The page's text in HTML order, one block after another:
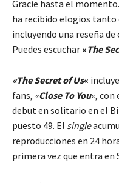
Gracie hasta el
ha recibido elogios tanto
incluyendo una reseña
Puedes escuchar «The
«The Secret of Us«
fans, «Close To You«, con
debut en solitario en el
puesto 49. El single
reproducciones en 24
primera vez que entra